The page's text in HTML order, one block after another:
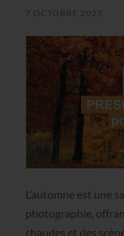
7 OCTOBRE 2025
L’automne est une
photographie,
chaudes et des